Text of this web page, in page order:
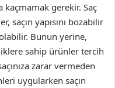
kaçmamak gerekir. Saç
saçın yapısını bozabilir
Bunun yerine,
sahip ürünler tercih
zarar vermeden
uygularken saçın